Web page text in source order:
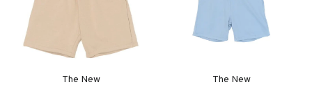
Kenmerken
• Jongens T-shirt van The New
• Model: Thomas Tee
The New The New